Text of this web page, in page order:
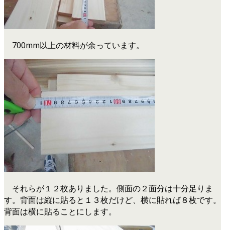
700mm以上の材料が余っています。
それらが１２枚ありました。側面の２面分は十分足りま
す。背面は縦に貼ると１３枚だけど、横に貼れば８枚です。
背面は横に貼ることにします。